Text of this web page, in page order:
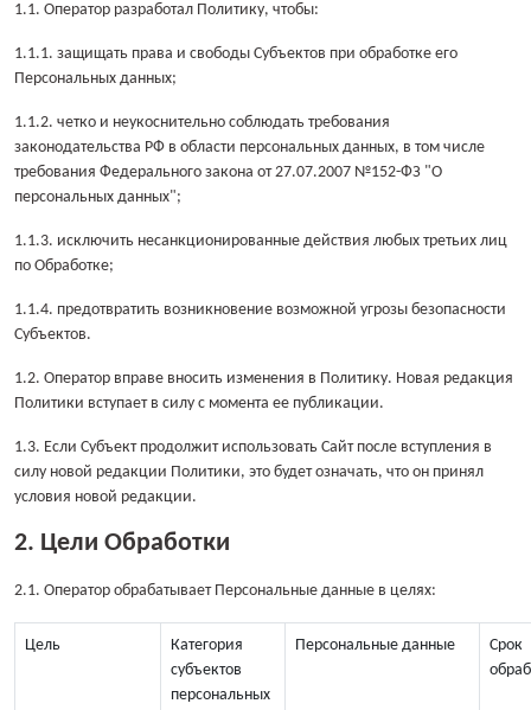
1.1. Оператор разработал Политику, чтобы:
1.1.1. защищать права и свободы Субъектов при обработке его
Персональных данных;
1.1.2. четко и неукоснительно соблюдать требования
законодательства РФ в области персональных данных, в том числе
требования Федерального закона от 27.07.2007 №152-ФЗ "О
персональных данных";
1.1.3. исключить несанкционированные действия любых третьих лиц
по Обработке;
1.1.4. предотвратить возникновение возможной угрозы безопасности
Субъектов.
1.2. Оператор вправе вносить изменения в Политику. Новая редакция
Политики вступает в силу с момента ее публикации.
1.3. Если Субъект продолжит использовать Сайт после вступления в
силу новой редакции Политики, это будет означать, что он принял
условия новой редакции.
2. Цели Обработки
2.1. Оператор обрабатывает Персональные данные в целях:
Цель
Категория
субъектов
персональных
Персональные данные
Срок